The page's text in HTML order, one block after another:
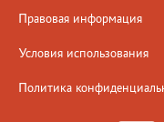
Правовая информация
Условия использования
Политика